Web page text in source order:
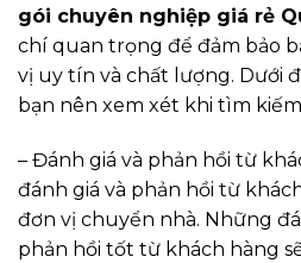
gói chuyên nghiệp giá rẻ
chí quan trọng để đảm bảo
vị uy tín và chất lượng. Dưới
bạn nên xem xét khi tìm
– Đánh giá và phản hồi từ
đánh giá và phản hồi từ
đơn vị chuyển nhà. Những
phản hồi tốt từ khách hàng